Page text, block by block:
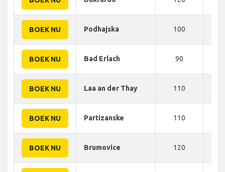
BOEK NU Podhajska 100
BOEK NU Bad Erlach 90
BOEK NU Laa an der Thay 110
BOEK NU Partizanske 110
BOEK NU Brumovice 120